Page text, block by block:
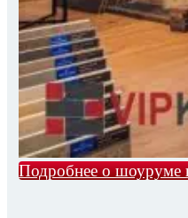
Подробнее о шоуруме